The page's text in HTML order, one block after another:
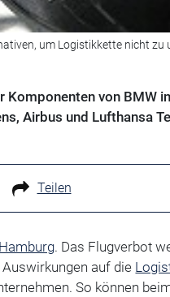
um Logistikkette nicht zu
Komponenten von BMW
Airbus und Lufthansa
Teilen
Hamburg. Das Flugverbot
auf die
So können